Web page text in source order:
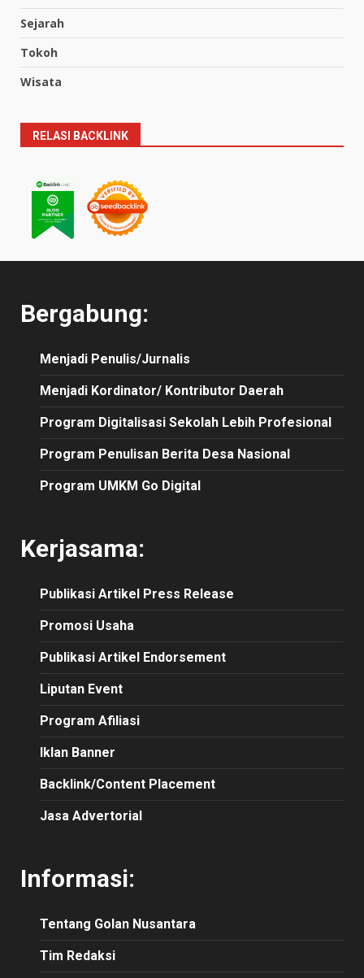
Sejarah
Tokoh
Wisata
RELASI BACKLINK
Bergabung:
Menjadi Penulis/Jurnalis
Menjadi Kordinator/ Kontributor Daerah
Program Digitalisasi Sekolah Lebih Profesional
Program Penulisan Berita Desa Nasional
Program UMKM Go Digital
Kerjasama:
Publikasi Artikel Press Release
Promosi Usaha
Publikasi Artikel Endorsement
Liputan Event
Program Afiliasi
Iklan Banner
Backlink/Content Placement
Jasa Advertorial
Informasi:
Tentang Golan Nusantara
Tim Redaksi